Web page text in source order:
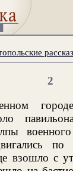
2
по
взошло с